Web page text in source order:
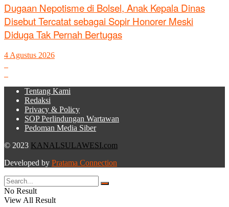
Dugaan Nepotisme di Bolsel, Anak Kepala Dinas
Disebut Tercatat sebagai Sopir Honorer Meski
Diduga Tak Pernah Bertugas
4 Agustus 2026
Tentang Kami
Redaksi
Privacy & Policy
SOP Perlindungan Wartawan
Pedoman Media Siber
© 2023 KANALSULAWESI.com
Developed by Pratama Connection
No Result
View All Result